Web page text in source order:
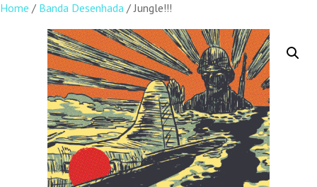
Home / Banda Desenhada / Jungle!!!